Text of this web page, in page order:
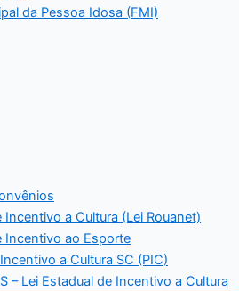
da Pessoa Idosa (FMI)
Incentivo a Cultura (Lei Rouanet)
Incentivo ao Esporte
a Cultura SC (PIC)
– Lei Estadual de Incentivo a Cultura